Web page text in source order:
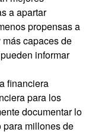
a apartar
propensas a
capaces de
informar
financiera
para los
documentar lo
para millones de